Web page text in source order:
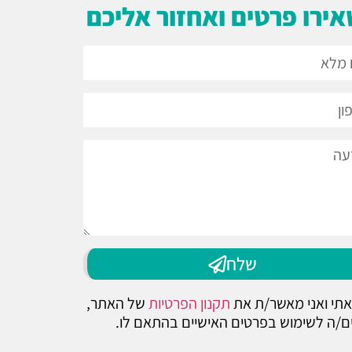
פרטים ואחזור אליכם
ואני מאשר/ת אתתקנון הפרטיותשל האתר,
ה לשימוש בפרטים האישיים בהתאם לו.
שלח